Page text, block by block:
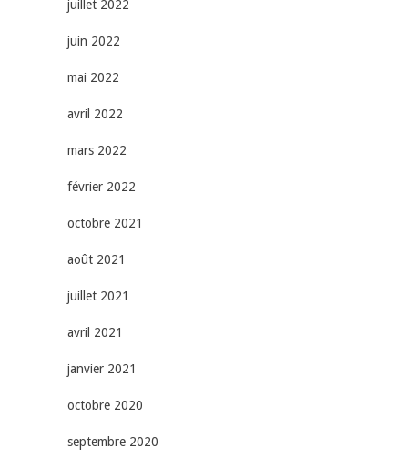
juillet 2022
juin 2022
mai 2022
avril 2022
mars 2022
février 2022
octobre 2021
août 2021
juillet 2021
avril 2021
janvier 2021
octobre 2020
septembre 2020